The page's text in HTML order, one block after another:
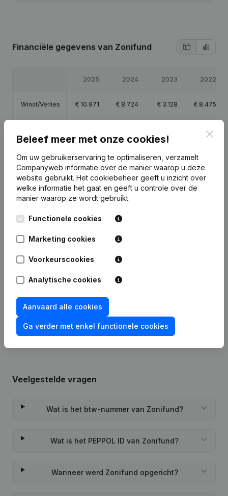
Financiële gegevens van Zonifund
2025 2024 2023 2022
Winst/Verlies € 10.971 € 8.724 € 3.128 € 8.475
vermogen
€ 42.096
Brutomarge €44.185 € 39.936 €33.693 €44.656
Publicatiesvan Zonifund
10-06-2024 Maatschappelijke Zetel
04-12-2014
Rechtspersoon, Opening Bijkantoor,
Veelgestelde vragen
Wat is het btw-nummer van Zonifund?
Wat is het PEPPOL ID van Zonifund?
Wanneer werd Zonifund opgericht?
Beleef meer met onze cookies!
Om uw gebruikerservaring te optimaliseren, verzamelt
Companyweb informatie over de manier waarop u deze
website gebruikt. Het cookiebeheer geeft u inzicht over
welke informatie het gaat en geeft u controle over de
manier waarop ze wordt gebruikt.
Functionele cookies
Marketing cookies
Voorkeurscookies
Analytische cookies
Aanvaard alle cookies
Ga verder met enkel functionele cookies